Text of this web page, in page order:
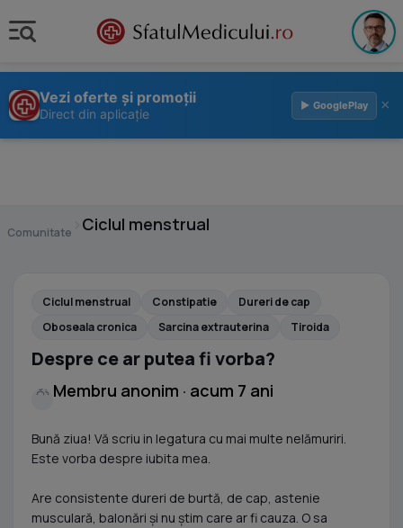
Vezi oferte și promoții
Direct din aplicație
▶ GooglePlay ×
Comunitate Ciclul menstrual
Ciclul menstrual Constipatie
Dureri de cap
Oboseala cronica
Sarcina extrauterina Tiroida
Despre ce ar putea fi vorba?
Membru anonim · acum 7 ani
Bună ziua! Vă scriu in legatura cu mai multe nelămuriri.
Este vorba despre iubita mea.
Are consistente dureri de burtă, de cap, astenie
musculară, balonări și nu știm care ar fi cauza. O sa